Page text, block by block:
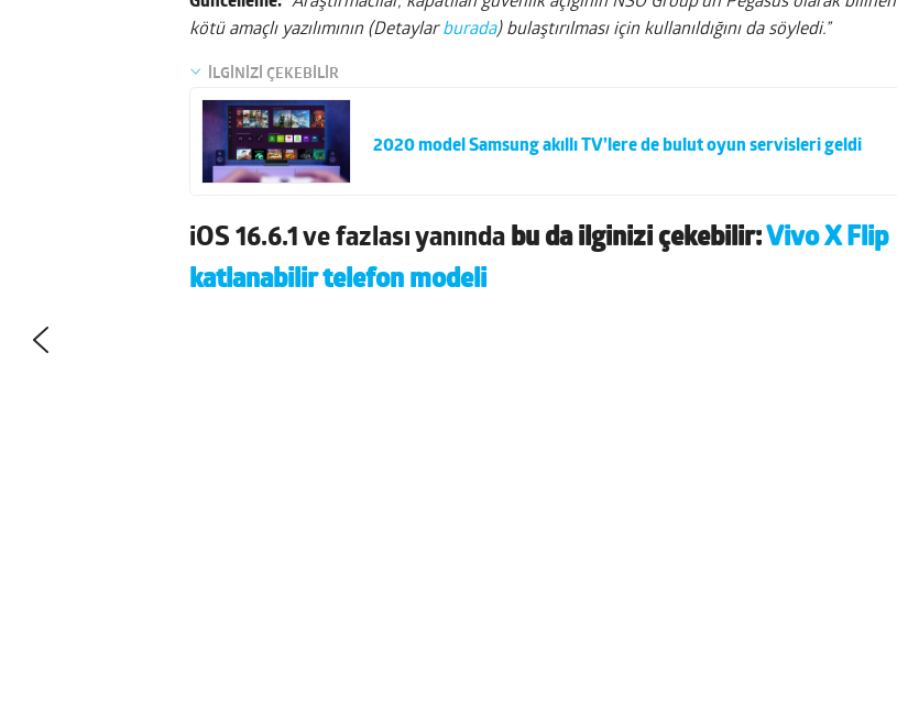
kötü amaçlı yazılımının (Detaylarburada) bulaştırılması için kullanıldığını da söyledi.”
İLGİNİZİ ÇEKEBİLİR
2020 model Samsung akıllı TV’lere de bulut oyun servisleri geldi
iOS 16.6.1 ve fazlası yanında bu da ilginizi çekebilir: Vivo X Flip
katlanabilir telefon modeli